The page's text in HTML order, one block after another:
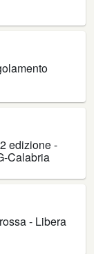
edizione -
Calabria
- Libera